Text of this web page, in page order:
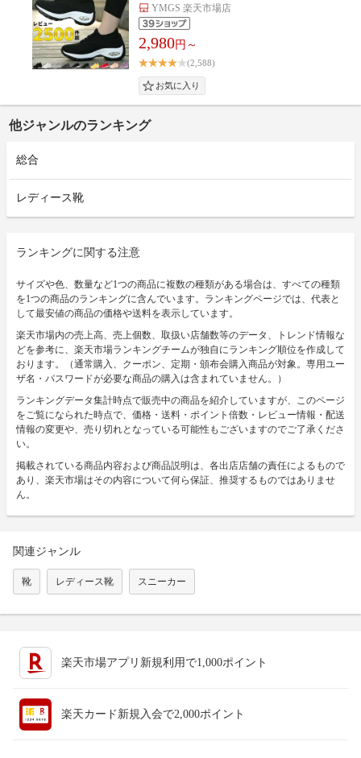
YMGS 楽天市場店
2,980円～
(2,588)
他ジャンルのランキング
総合
レディース靴
ランキングに関する注意
サイズや色、数量など1つの商品に複数の種類がある場合は、すべての種類
を1つの商品のランキングに含んでいます。ランキングページでは、代表と
して最安値の商品の価格や送料を表示しています。
楽天市場内の売上高、売上個数、取扱い店舗数等のデータ、トレンド情報な
どを参考に、楽天市場ランキングチームが独自にランキング順位を作成して
おります。（通常購入、クーポン、定期・頒布会購入商品が対象。専用ユー
ザ名・パスワードが必要な商品の購入は含まれていません。）
ランキングデータ集計時点で販売中の商品を紹介していますが、このページ
をご覧になられた時点で、価格・送料・ポイント倍数・レビュー情報・配送
情報の変更や、売り切れとなっている可能性もございますのでご了承くださ
い。
掲載されている商品内容および商品説明は、各出店店舗の責任によるもので
あり、楽天市場はその内容について何ら保証、推奨するものではありませ
ん。
関連ジャンル
靴 レディース靴 スニーカー
楽天市場アプリ新規利用で1,000ポイント
楽天カード新規入会で2,000ポイント